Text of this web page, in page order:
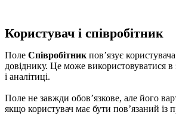
Користувач і співробітник
Поле Співробітник повʼязує
довіднику. Це може використовуватися в
і аналітиці.
Поле не завжди обовʼязкове, але його
якщо користувач має бути повʼязаний із